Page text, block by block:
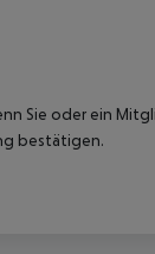
Sie oder ein
bestätigen.